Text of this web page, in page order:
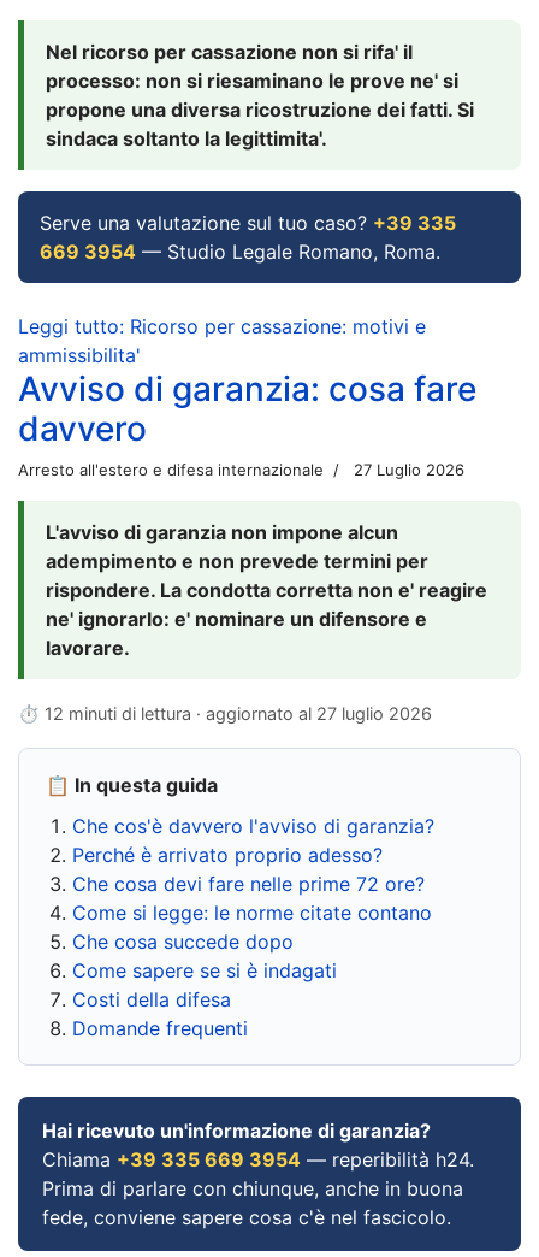
Nel ricorso per cassazione non si rifa' il
processo: non si riesaminano le prove ne' si
propone una diversa ricostruzione dei fatti. Si
sindaca soltanto la legittimita'.
Serve una valutazione sul tuo caso? +39 335
669 3954 — Studio Legale Romano, Roma.
Leggi tutto: Ricorso per cassazione: motivi e
ammissibilita'
Avviso di garanzia: cosa fare
davvero
Arresto all'estero e difesa internazionale 27 Luglio 2026
L'avviso di garanzia non impone alcun
adempimento e non prevede termini per
rispondere. La condotta corretta non e' reagire
ne' ignorarlo: e' nominare un difensore e
lavorare.
⏱ 12 minuti di lettura · aggiornato al 27 luglio 2026
📋 In questa guida
Che cos'è davvero l'avviso di garanzia?
Perché è arrivato proprio adesso?
Che cosa devi fare nelle prime 72 ore?
Come si legge: le norme citate contano
Che cosa succede dopo
Come sapere se si è indagati
Costi della difesa
Domande frequenti
Hai ricevuto un'informazione di garanzia?
Chiama +39 335 669 3954 — reperibilità h24.
Prima di parlare con chiunque, anche in buona
fede, conviene sapere cosa c'è nel fascicolo.